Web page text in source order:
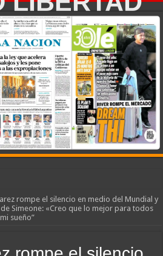
brilla en Peñarol de Montevideo: «¿Nos dieron
Silva de la crisis con Argentina y a su
rompe el silencio en medio del Mundial y
Simeone: «Creo que lo mejor para todos
sueño”